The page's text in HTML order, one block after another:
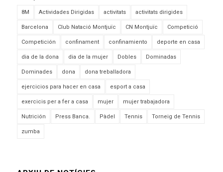
8M Actividades Dirigidas activitats activitats dirigides
Barcelona Club Natació Montjuïc CN Montjuïc Competició
Competición confinament confinamiento deporte en casa
dia de la dona dia de la mujer Dobles Dominadas
Dominades dona dona treballadora
ejercicios para hacer en casa esport a casa
exercicis per a fer a casa mujer mujer trabajadora
Nutrición Press Banca. Pàdel Tennis Torneig de Tennis
zumba